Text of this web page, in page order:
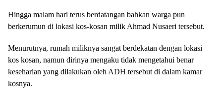
Hingga malam hari terus berdatangan bahkan warga pun
berkerumun di lokasi kos-kosan milik Ahmad Nusaeri tersebut.
Menurutnya, rumah miliknya sangat berdekatan dengan lokasi
kos kosan, namun dirinya mengaku tidak mengetahui benar
keseharian yang dilakukan oleh ADH tersebut di dalam kamar
kosnya.